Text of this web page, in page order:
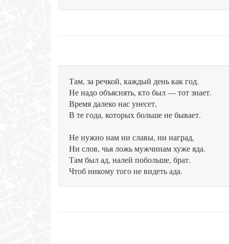
Там, за речкой, каждый день как год.
Не надо объяснять, кто был — тот знает.
Время далеко нас унесет,
В те года, которых больше не бывает.
Не нужно нам ни славы, ни наград,
Ни слов, чья ложь мужчинам хуже яда.
Там был ад, налей побольше, брат.
Чтоб никому того не видеть ада.